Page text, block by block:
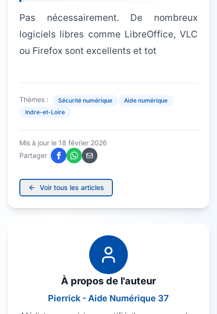
Pas nécessairement. De nombreux
logiciels libres comme LibreOffice, VLC
ou Firefox sont excellents et tot
Thèmes : Sécurité numérique
Aide numérique
Indre-et-Loire
Mis à jour le 18 février 2026
Partager :
Voir tous les articles
À propos de l'auteur
Pierrick - Aide Numérique 37